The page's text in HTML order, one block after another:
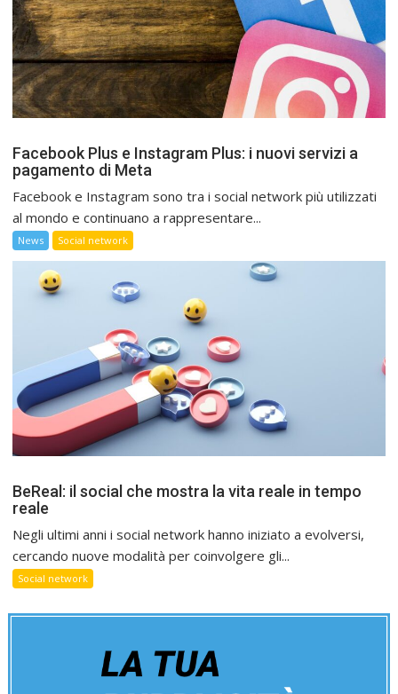
Facebook Plus e Instagram Plus: i nuovi servizi a
pagamento di Meta
Facebook e Instagram sono tra i social network più utilizzati
al mondo e continuano a rappresentare...
News Social network
BeReal: il social che mostra la vita reale in tempo
reale
Negli ultimi anni i social network hanno iniziato a evolversi,
cercando nuove modalità per coinvolgere gli...
Social network